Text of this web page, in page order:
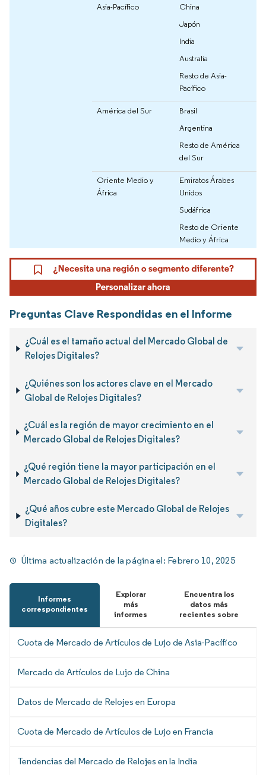
Asia-Pacífico
China
Japón
India
Australia
Resto de Asia-
Pacífico
América del Sur
Brasil
Argentina
Resto de América
del Sur
Oriente Medio y
África
Emiratos Árabes
Unidos
Sudáfrica
Resto de Oriente
Medio y África
Preguntas Clave Respondidas en el Informe
¿Cuál es el tamaño actual del Mercado Global de
Relojes Digitales?
¿Quiénes son los actores clave en el Mercado
Global de Relojes Digitales?
¿Cuál es la región de mayor crecimiento en el
Mercado Global de Relojes Digitales?
¿Qué región tiene la mayor participación en el
Mercado Global de Relojes Digitales?
¿Qué años cubre este Mercado Global de Relojes
Digitales?
Última actualización de la página el: Febrero 10, 2025
Informes
correspondientes
Explorar
más
informes
Encuentra los
datos más
recientes sobre
Cuota de Mercado de Artículos de Lujo de Asia-Pacífico
Mercado de Artículos de Lujo de China
Datos de Mercado de Relojes en Europa
Cuota de Mercado de Artículos de Lujo en Francia
Tendencias del Mercado de Relojes en la India